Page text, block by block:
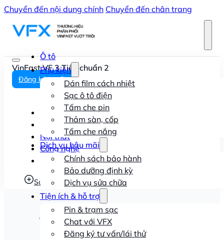
Chuyển đến nội dung chính Chuyển đến chân trang
Ô tô
Phụ kiện
Dán film cách nhiệt
Sạc ô tô điện
Tấm che pin
Thảm sàn, cốp
Tấm che nắng
Dịch vụ hậu mãi
Chính sách bảo hành
Bảo dưỡng định kỳ
Dịch vụ sửa chữa
Tiện ích & hỗ trợ
Pin & trạm sạc
Chat với VFX
Đăng ký tư vấn/lái thử
VinFast VF 3 Tiêu chuẩn 2
Đăng ký tư vấn
Tổng quan
Ngoại thất
Nội thất
Công nghệ
Thông số kỹ thuật
So sánh xe 1900 2057
VinFast VF 3 Tiêu chuẩn 2